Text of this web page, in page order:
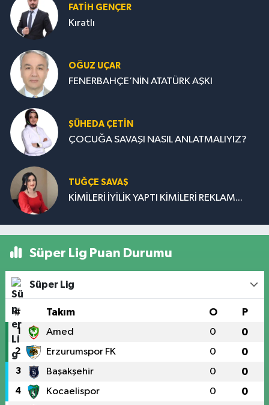
FATIH GENÇER
Kıratlı
OĞUZ UÇAR
FENERBAHÇE’NİN ATATÜRK AŞKI
ŞÜHEDA ÇETİN
ÇOCUĞA SAVAŞI NASIL ANLATMALIYIZ?
TUĞÇE SAVAŞ
KİMİLERİ İYİLİK YAPTI KİMİLERİ REKLAM...
Süper Lig Puan Durumu
Süper Lig
# Takım O P
1 Amed 0 0
2 Erzurumspor FK 0 0
3 Başakşehir 0 0
4 Kocaelispor 0 0